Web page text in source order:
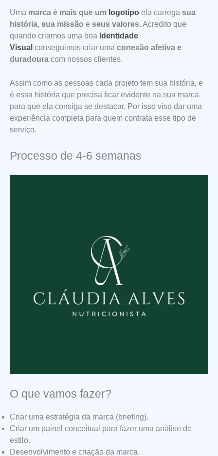
Uma marca é mais que um logotipo ela carrega sua
história, sua missão e seus valores. Acredito que
quando criamos uma boa Identidade
Visual conseguimos criar uma conexão afetiva e
duradoura com nossos clientes.
Assim como as pessoas cada projeto tem sua história, e
é essa história que precisa ficar evidente na sua marca
para que ela consiga se destacar. Por isso viso dar uma
experiência completa para quem contrata esse tipo de
serviço.
Processo de 4-6 semanas
O que vamos fazer?
Criar uma estratégia da marca (briefing).
Criar um painel conceitual para fazer uma análise de
estilo.
Desenvolvimento e criação da marca.